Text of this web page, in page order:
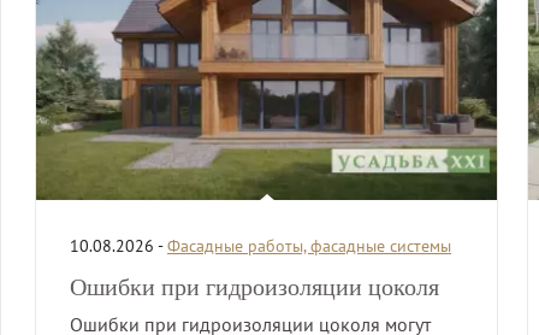
10.08.2026 -Фасадные работы, фасадные системы
Ошибки при гидроизоляции цоколя
Ошибки при гидроизоляции цоколя могут